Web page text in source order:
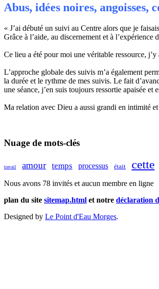
Abus, idées noires, angoisses,
« J’ai débuté un suivi au Centre alors que je
Grâce à l’aide, au discernement et à
Ce lieu a été pour moi une véritable ressource,
L’approche globale des suivis m’a également
la durée et le rythme de mes suivis. Le fait
une séance, j’en suis toujours ressortie apaisée et
Ma relation avec Dieu a aussi grandi en intimité
Nuage de mots-clés
travail amour temps processus était cette
Nous avons 78 invités et aucun membre en ligne
plan du site sitemap.html et notre déclaration
Designed by Le Point d'Eau Morges.